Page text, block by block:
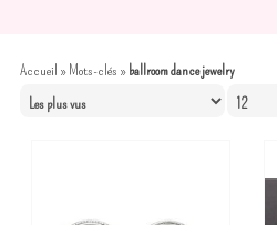
Accueil »Mots-clés » ballroom dance jewelry